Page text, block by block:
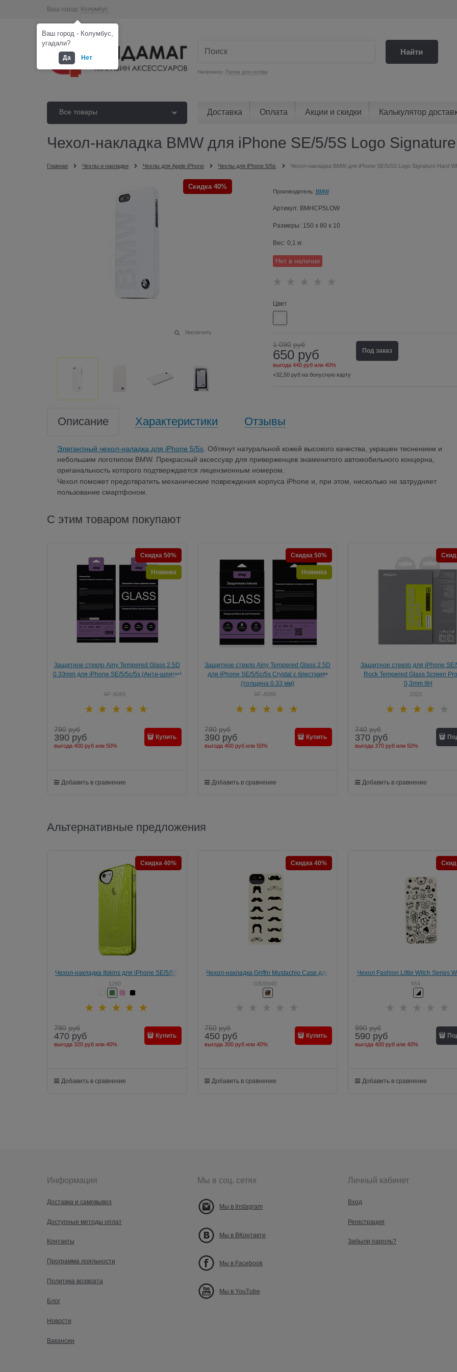
Ваш город: Колумбус
Например: Палка для селфи
Найти
Все товары Доставка Оплата Акции и скидки Калькулятор
Чехол-накладка BMW для iPhone SE/5/5S Logo
Главная Чехлы и накладки Чехлы для Apple iPhone Чехлы для iPhone 5/5s Чехол-накладка BMW для iPhone SE/5/5S Logo Signature Hard
Скидка 40%
Увеличить
Производитель: BMW
Артикул: BMHCP5LOW
Размеры: 150 x 80 x 10
Вес: 0,1 кг.
Нет в наличии
Цвет
1 090 руб
650 руб
выгода 440 рубили 40%
+32,50 руб на бонусную карту
Под заказ
Описание Характеристики Отзывы
Элегантный чехол-наладка для iPhone 5/5s . Обтянут натуральной кожей высокого качества, украшен тиснением и
небольшим логотипом BMW. Прекрасный аксессуар для приверженцев знаменитого автомобильного концерна,
ориганальность которого подтверждается лицензионным номером.
Чехол поможет предотвратить механические повреждения корпуса iPhone и, при этом, нисколько не затрудняет
пользование смартфоном.
С этим товаром покупают
Защитное стекло Ainy Tempered Glass 2.5D
0.33mm для iPhone SE/5/5c/5s (Анти-шпион)
AF-A069
Скидка 50%
Новинка
790 руб
390 руб
выгода 400 руб или 50%
Купить
Добавить в сравнение
Защитное стекло Ainy Tempered Glass 2.5D
для iPhone SE/5/5c/5s Crystal с блестками
(толщина 0.33 мм)
AF-A068
Скидка 50%
Новинка
790 руб
390 руб
выгода 400 руб или 50%
Купить
Добавить в сравнение
Защитное стекло для iPhone SE/
Rock Tempered Glass Screen
0,3mm 9H
2020
740 руб
370 руб
выгода 370 руб или 50%
Добавить в сравнение
Альтернативные предложения
Чехол-накладка Itskins для iPhone SE/5/5S,
Ink
1290
Скидка 40%
790 руб
470 руб
выгода 320 руб или 40%
Купить
Добавить в сравнение
Чехол-накладка Griffin Mustachio Case для
iPhone SE/5/5s (GB35945)
GB35945
Скидка 40%
750 руб
450 руб
выгода 300 руб или 40%
Купить
Добавить в сравнение
Чехол Fashion Little Witch Series
iPhone 5/5s
654
990 руб
590 руб
выгода 400 руб или 40%
Добавить в сравнение
Информация
Доставка и самовывоз
Доступные методы оплат
Контакты
Программа лояльности
Политика возврата
Блог
Новости
Вакансии
Мы в соц. сетях
Мы в Instagram
Мы в ВКонтакте
Мы в Facebook
Мы в YouTube
Личный кабинет
Вход
Регистрация
Забыли пароль?
Ваш город - Колумбус,
угадали?
Да Нет